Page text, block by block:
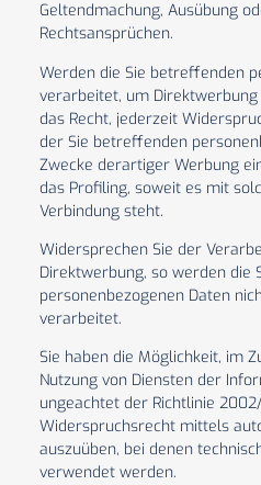
Geltendmachung, Ausübung
Rechtsansprüchen.
Werden die Sie betreffenden
verarbeitet, um Direktwerbung
das Recht, jederzeit
der Sie betreffenden
Zwecke derartiger Werbung
das Profiling, soweit es mit
Verbindung steht.
Widersprechen Sie der
Direktwerbung, so werden die
personenbezogenen Daten
verarbeitet.
Sie haben die Möglichkeit, im
Nutzung von Diensten der
ungeachtet der Richtlinie
Widerspruchsrecht mittels
auszuüben, bei denen
verwendet werden.